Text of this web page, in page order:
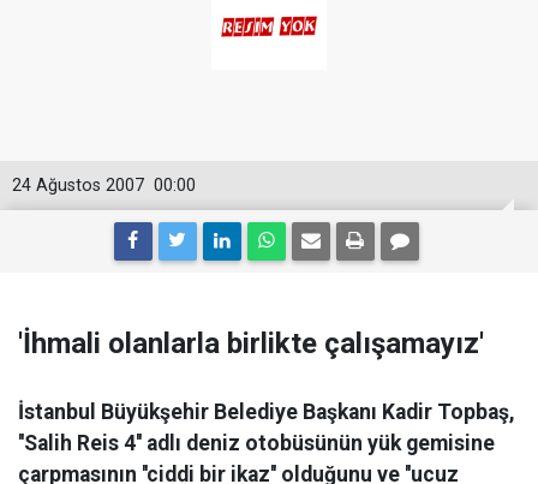
00:00
24 Ağustos 2007
'İhmali olanlarla birlikte çalışamayız'
İstanbul Büyükşehir Belediye Başkanı Kadir Topbaş,
''Salih Reis 4'' adlı deniz otobüsünün yük gemisine
çarpmasının ''ciddi bir ikaz'' olduğunu ve ''ucuz